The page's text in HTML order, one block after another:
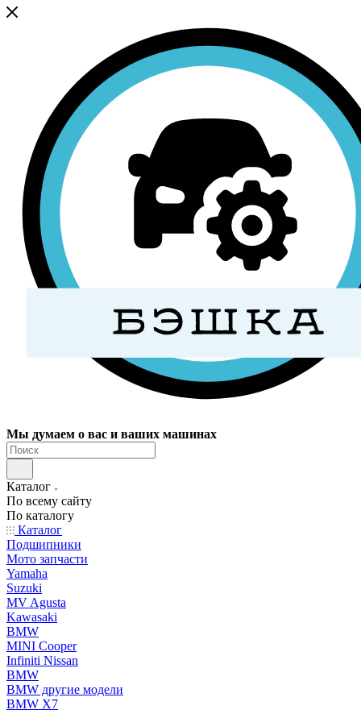
Мы думаем о вас и ваших машинах
Каталог
По всему сайту
По каталогу
Каталог
Подшипники
Мото запчасти
Yamaha
Suzuki
MV Agusta
Kawasaki
BMW
MINI Cooper
Infiniti Nissan
BMW
BMW другие модели
BMW X7